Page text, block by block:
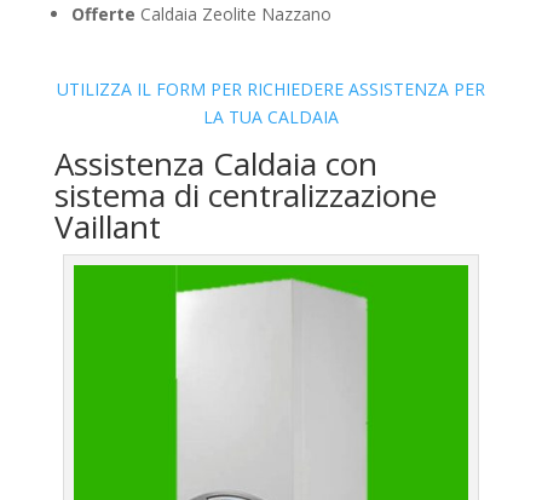
Offerte Caldaia Zeolite Nazzano
UTILIZZA IL FORM PER RICHIEDERE ASSISTENZA PER
LA TUA CALDAIA
Assistenza Caldaia con
sistema di centralizzazione
Vaillant